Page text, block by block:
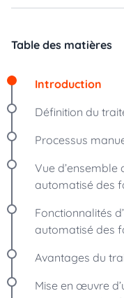
Table des matières
Introduction
Définition du
Processus
Vue d’ensemble
automatisé des
Fonctionnalités
automatisé des
Avantages du
Mise en œuvre